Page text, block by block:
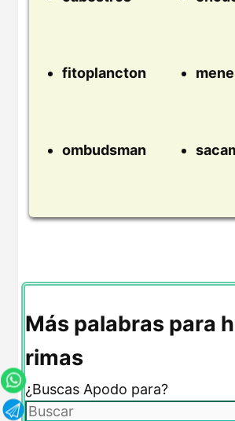
fitoplancton
ombudsman
Más palabras para
rimas
¿Buscas Apodo para?